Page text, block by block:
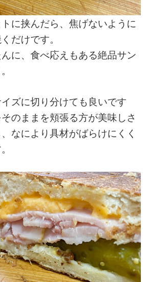
に挟んだら、焦げないように
だけです。
に、食べ応えもある絶品サン
ズに切り分けても良いです
のままを頬張る方が美味しさ
なにより具材がばらけにくく